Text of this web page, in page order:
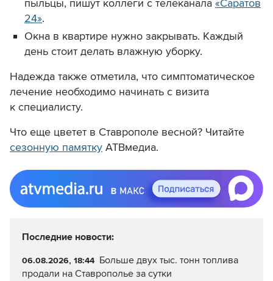
пыльцы, пишут коллеги с телеканала «Саратов
24».
Окна в квартире нужно закрывать. Каждый
день стоит делать влажную уборку.
Надежда также отметила, что симптоматическое
лечение необходимо начинать с визита
к специалисту.
Что еще цветет в Ставрополе весной? Читайте
сезонную памятку АТВмедиа.
Последние новости:
06.08.2026, 18:44 Больше двух тыс. тонн топлива
продали на Ставрополье за сутки